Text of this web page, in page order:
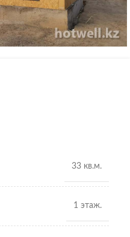
33 кв.м.
1 этаж.